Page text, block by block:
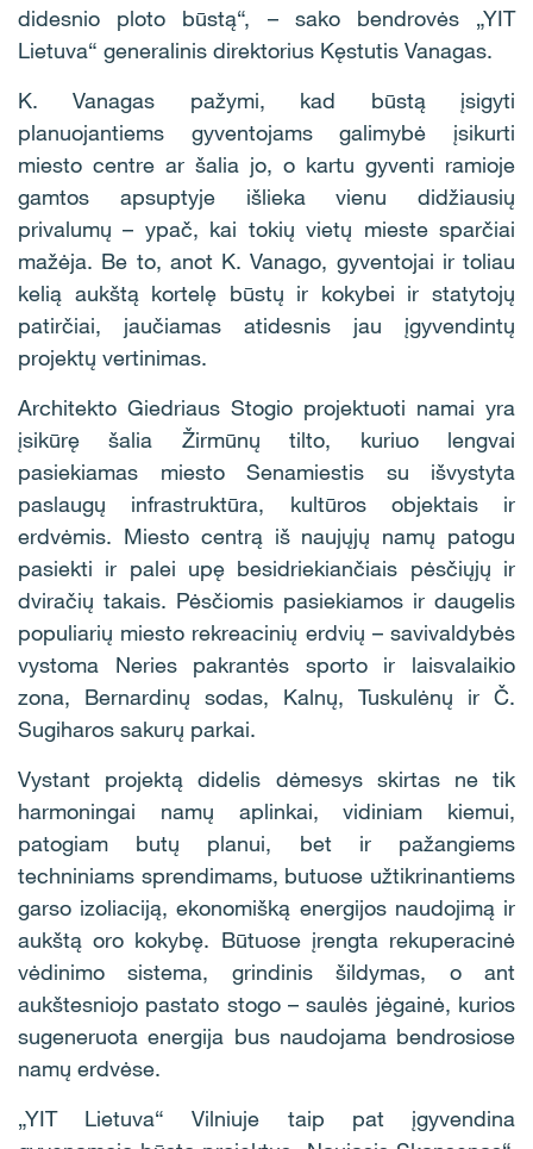
didesnio ploto būstą“, – sako bendrovės „YIT
Lietuva“ generalinis direktorius Kęstutis Vanagas.
K. Vanagas pažymi, kad būstą įsigyti
planuojantiems gyventojams galimybė įsikurti
miesto centre ar šalia jo, o kartu gyventi ramioje
gamtos apsuptyje išlieka vienu didžiausių
privalumų – ypač, kai tokių vietų mieste sparčiai
mažėja. Be to, anot K. Vanago, gyventojai ir toliau
kelią aukštą kortelę būstų ir kokybei ir statytojų
patirčiai, jaučiamas atidesnis jau įgyvendintų
projektų vertinimas.
Architekto Giedriaus Stogio projektuoti namai yra
įsikūrę šalia Žirmūnų tilto, kuriuo lengvai
pasiekiamas miesto Senamiestis su išvystyta
paslaugų infrastruktūra, kultūros objektais ir
erdvėmis. Miesto centrą iš naujųjų namų patogu
pasiekti ir palei upę besidriekiančiais pėsčiųjų ir
dviračių takais. Pėsčiomis pasiekiamos ir daugelis
populiarių miesto rekreacinių erdvių – savivaldybės
vystoma Neries pakrantės sporto ir laisvalaikio
zona, Bernardinų sodas, Kalnų, Tuskulėnų ir Č.
Sugiharos sakurų parkai.
Vystant projektą didelis dėmesys skirtas ne tik
harmoningai namų aplinkai, vidiniam kiemui,
patogiam butų planui, bet ir pažangiems
techniniams sprendimams, butuose užtikrinantiems
garso izoliaciją, ekonomišką energijos naudojimą ir
aukštą oro kokybę. Būtuose įrengta rekuperacinė
vėdinimo sistema, grindinis šildymas, o ant
aukštesniojo pastato stogo – saulės jėgainė, kurios
sugeneruota energija bus naudojama bendrosiose
namų erdvėse.
„YIT Lietuva“ Vilniuje taip pat įgyvendina